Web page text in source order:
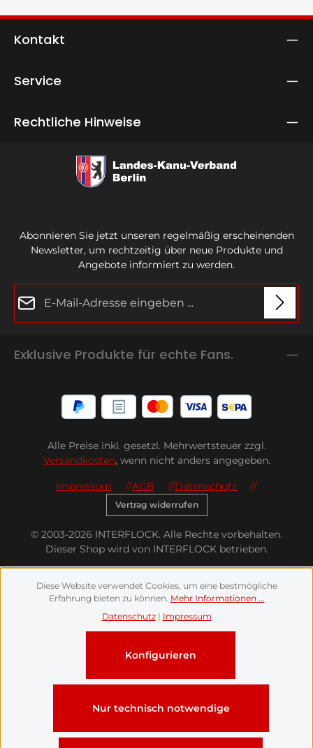
Kontakt
Service
Rechtliche Hinweise
Abonnieren Sie jetzt unseren regelmäßig erscheinenden
Newsletter, um rechtzeitig über neue Produkte und
Angebote informiert zu werden.
Ich habe dieDatenschutzbestimmungenzur Kenntnis
Pflichtfelder.
Exklusive Produkte für echte Fans.
Alle Preise inkl. gesetzl. Mehrwertsteuer zzgl.
Versandkosten, wenn nicht anders angegeben.
© 2003-2026 INTERFLOCK. Alle Rechte vorbehalten.
Dieser Shop wird von INTERFLOCK betrieben.
Impressum AGB Datenschutz
Vertrag widerrufen
Diese Website verwendet Cookies, um eine bestmögliche
Erfahrung bieten zu können. Mehr Informationen ...
Datenschutz| Impressum
Nur technisch notwendige
Konfigurieren